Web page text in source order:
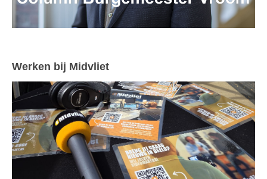
Werken bij Midvliet